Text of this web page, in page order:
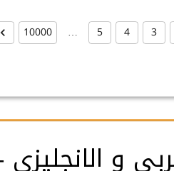
3
4
5
…
10000
و